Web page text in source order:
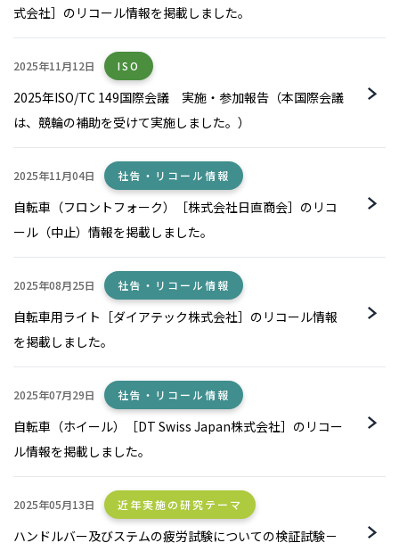
式会社］のリコール情報を掲載しました。
2025年11月12日 ISO
2025年ISO/TC 149国際会議 実施・参加報告（本国際会議
は、競輪の補助を受けて実施しました。）
2025年11月04日 社告・リコール情報
自転車（フロントフォーク）［株式会社日直商会］のリコ
ール（中止）情報を掲載しました。
2025年08月25日 社告・リコール情報
自転車用ライト［ダイアテック株式会社］のリコール情報
を掲載しました。
2025年07月29日 社告・リコール情報
自転車（ホイール）［DT Swiss Japan株式会社］のリコー
ル情報を掲載しました。
2025年05月13日 近年実施の研究テーマ
ハンドルバー及びステムの疲労試験についての検証試験－